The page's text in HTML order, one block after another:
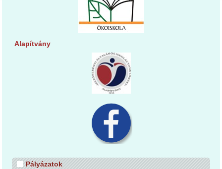
Alapítvány
Pályázatok